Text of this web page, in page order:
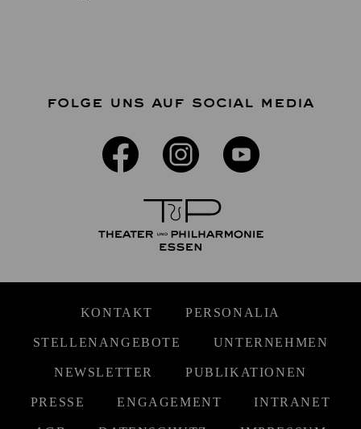
FOLGE UNS AUF SOCIAL MEDIA
KONTAKT PERSONALIA
STELLENANGEBOTE UNTERNEHMEN
NEWSLETTER PUBLIKATIONEN
PRESSE ENGAGEMENT INTRANET